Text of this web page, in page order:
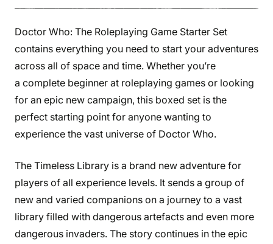
Doctor Who: The Roleplaying Game Starter Set
contains everything you need to start your adventures
across all of space and time. Whether you’re
a complete beginner at roleplaying games or looking
for an epic new campaign, this boxed set is the
perfect starting point for anyone wanting to
experience the vast universe of Doctor Who.
The Timeless Library is a brand new adventure for
players of all experience levels. It sends a group of
new and varied companions on a journey to a vast
library filled with dangerous artefacts and even more
dangerous invaders. The story continues in the epic